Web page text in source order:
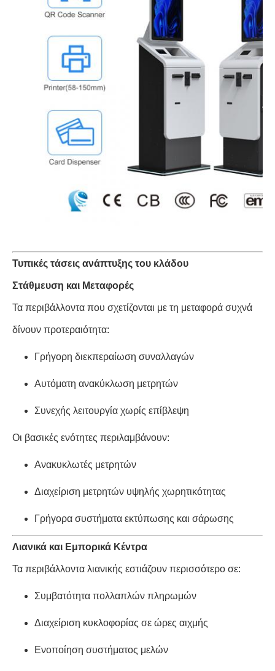
Τυπικές τάσεις ανάπτυξης του κλάδου
Στάθμευση και Μεταφορές
Τα περιβάλλοντα που σχετίζονται με τη μεταφορά συχνά
δίνουν προτεραιότητα:
Γρήγορη διεκπεραίωση συναλλαγών
Αυτόματη ανακύκλωση μετρητών
Συνεχής λειτουργία χωρίς επίβλεψη
Οι βασικές ενότητες περιλαμβάνουν:
Ανακυκλωτές μετρητών
Διαχείριση μετρητών υψηλής χωρητικότητας
Γρήγορα συστήματα εκτύπωσης και σάρωσης
Λιανικά και Εμπορικά Κέντρα
Τα περιβάλλοντα λιανικής εστιάζουν περισσότερο σε:
Συμβατότητα πολλαπλών πληρωμών
Διαχείριση κυκλοφορίας σε ώρες αιχμής
Ενοποίηση συστήματος μελών